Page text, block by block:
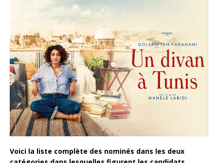
Voici la liste complète des nominés dans les deux